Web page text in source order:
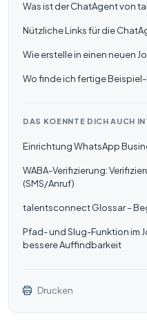
Was ist der ChatAgent von
Nützliche Links für die
Wie erstelle in einen neuen
Wo finde ich fertige
DAS KOENNTE DICH AUCH
Einrichtung WhatsApp
WABA-Verifizierung:
(SMS/Anruf)
talentsconnect Glossar –
Pfad- und Slug-Funktion im
bessere Auffindbarkeit
Drucken